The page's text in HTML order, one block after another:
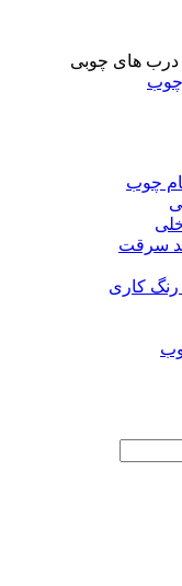
درب های چوبی
چوب
سرقت
کاری